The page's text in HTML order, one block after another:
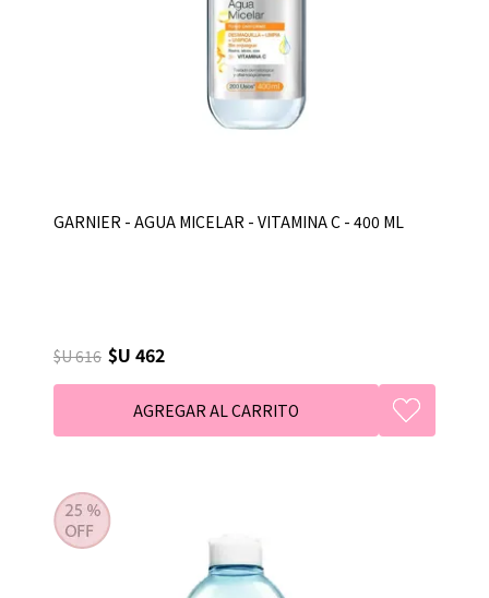
GARNIER - AGUA MICELAR - VITAMINA C - 400 ML
$U 616 $U 462